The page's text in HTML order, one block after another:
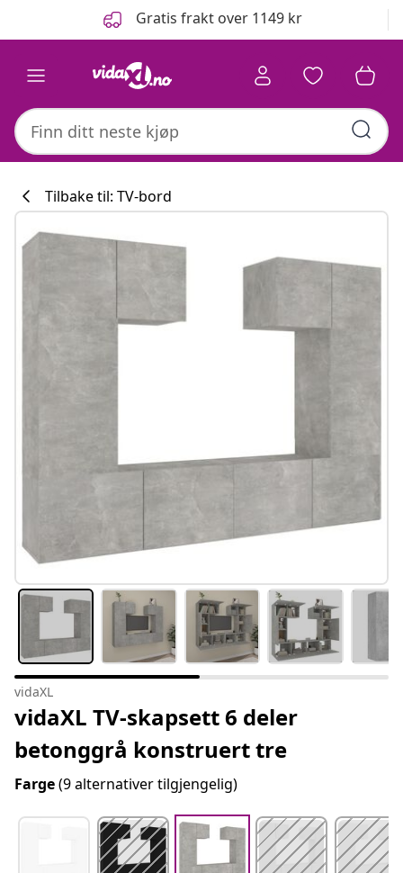
Gratis frakt over 1149 kr
Tilbake til: TV-bord
vidaXL
vidaXL TV-skapsett 6 deler
betonggrå konstruert tre
Farge(9 alternativer tilgjengelig)